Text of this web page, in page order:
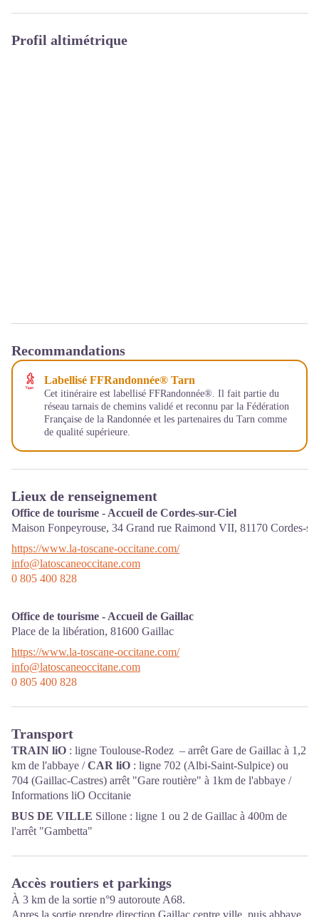
Profil altimétrique
Recommandations
Labellisé FFRandonnée® Tarn
Cet itinéraire est labellisé FFRandonnée®. Il fait partie du
réseau tarnais de chemins validé et reconnu par la Fédération
Française de la Randonnée et les partenaires du Tarn comme
de qualité supérieure.
Lieux de renseignement
Office de tourisme - Accueil de Cordes-sur-Ciel
Maison Fonpeyrouse, 34 Grand rue Raimond VII, 81170 Cordes-
https://www.la-toscane-occitane.com/
info@latoscaneoccitane.com
0 805 400 828
Office de tourisme - Accueil de Gaillac
Place de la libération, 81600 Gaillac
https://www.la-toscane-occitane.com/
info@latoscaneoccitane.com
0 805 400 828
Transport
TRAIN liO : ligne Toulouse-Rodez – arrêt Gare de Gaillac à 1,2
km de l'abbaye /CAR liO : ligne 702 (Albi-Saint-Sulpice) ou
704 (Gaillac-Castres) arrêt "Gare routière" à 1km de l'abbaye /
Informations liO Occitanie
BUS DE VILLE Sillone : ligne 1 ou 2 de Gaillac à 400m de
l'arrêt "Gambetta"
Accès routiers et parkings
À 3 km de la sortie n°9 autoroute A68.